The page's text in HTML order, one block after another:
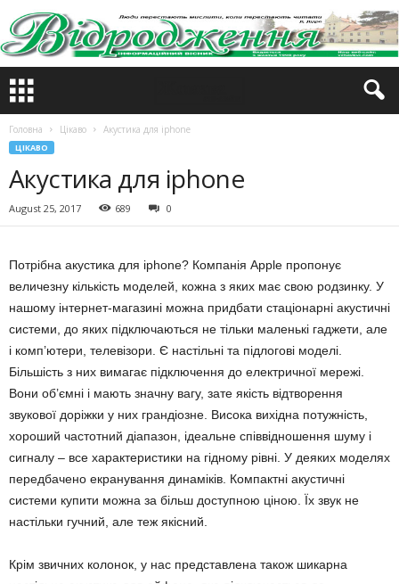
Головна Цікаво Акустика для iphone
ЦІКАВО
Акустика для iphone
August 25, 2017 689 0
Потрібна акустика для iphone? Компанія Apple пропонує
величезну кількість моделей, кожна з яких має свою родзинку. У
нашому інтернет-магазині можна придбати стаціонарні акустичні
системи, до яких підключаються не тільки маленькі гаджети, але
і комп’ютери, телевізори. Є настільні та підлогові моделі.
Більшість з них вимагає підключення до електричної мережі.
Вони об’ємні і мають значну вагу, зате якість відтворення
звукової доріжки у них грандіозне. Висока вихідна потужність,
хороший частотний діапазон, ідеальне співвідношення шуму і
сигналу – все характеристики на гідному рівні. У деяких моделях
передбачено екранування динаміків. Компактні акустичні
системи купити можна за більш доступною ціною. Їх звук не
настільки гучний, але теж якісний.
Крім звичних колонок, у нас представлена ​​також шикарна